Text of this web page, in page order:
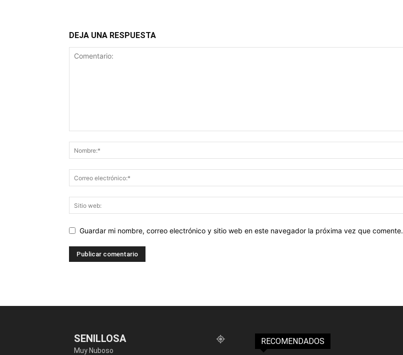
DEJA UNA RESPUESTA
Guardar mi nombre, correo electrónico y sitio web en este navegador la próxima vez que comente.
SENILLOSA
Muy Nuboso
RECOMENDADOS